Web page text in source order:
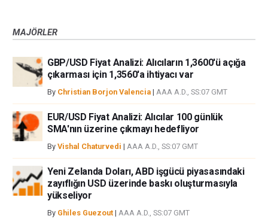
MAJÖRLER
GBP/USD Fiyat Analizi: Alıcıların 1,3600'ü açığa
çıkarması için 1,3560'a ihtiyacı var
By Christian Borjon Valencia | AAA A.D., SS:07 GMT
EUR/USD Fiyat Analizi: Alıcılar 100 günlük
SMA'nın üzerine çıkmayı hedefliyor
By Vishal Chaturvedi | AAA A.D., SS:07 GMT
Yeni Zelanda Doları, ABD işgücü piyasasındaki
zayıflığın USD üzerinde baskı oluşturmasıyla
yükseliyor
By Ghiles Guezout | AAA A.D., SS:07 GMT